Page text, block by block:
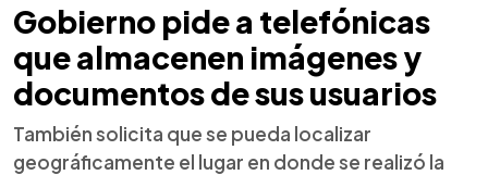
Gobierno pide a telefónicas
que almacenen imágenes y
documentos de sus usuarios
También solicita que se pueda localizar
geográficamente el lugar en donde se realizó la